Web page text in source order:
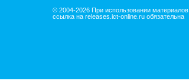
© 2004-2026 При использовании материалов
ссылка на releases.ict-online.ru обязательна